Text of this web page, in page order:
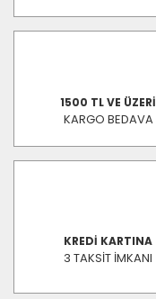
1500 TL VE ÜZERİ
KARGO BEDAVA
KREDİ KARTINA
3 TAKSİT İMKANI